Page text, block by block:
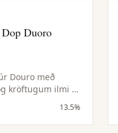
Duoro
Douro með
kröftugum ilmi af
og leðri. Vel
mjúkri áferð,
og löngu
13.5%